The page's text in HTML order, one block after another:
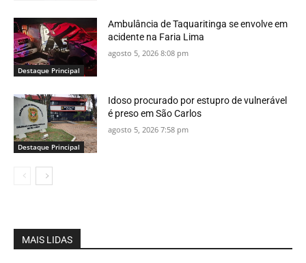
Destaque Principal
Ambulância de Taquaritinga se envolve em
acidente na Faria Lima
agosto 5, 2026 8:08 pm
Destaque Principal
Idoso procurado por estupro de vulnerável
é preso em São Carlos
agosto 5, 2026 7:58 pm
MAIS LIDAS